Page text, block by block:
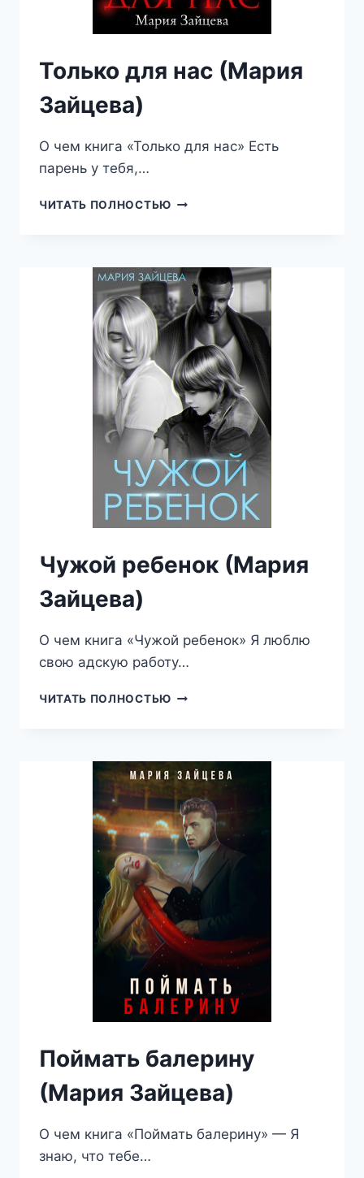
Только для нас (Мария
Зайцева)
О чем книга «Только для нас» Есть
парень у тебя,…
ЧИТАТЬ ПОЛНОСТЬЮ ТОЛЬКО
ЗАЙЦЕВА)
Чужой ребенок (Мария
Зайцева)
О чем книга «Чужой ребенок» Я люблю
свою адскую работу…
ЧИТАТЬ ПОЛНОСТЬЮ ЧУЖОЙ
Поймать балерину
(Мария Зайцева)
О чем книга «Поймать балерину» — Я
знаю, что тебе…